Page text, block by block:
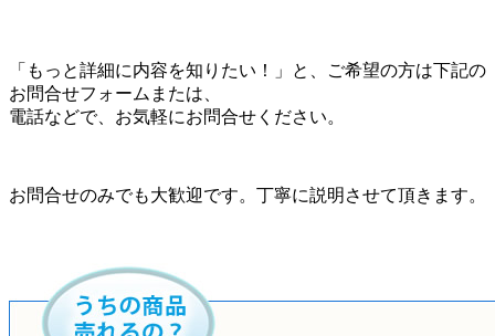
「もっと詳細に内容を知りたい！」と、ご希望の方は下記の
お問合せフォームまたは、
電話などで、お気軽にお問合せください。
お問合せのみでも大歓迎です。丁寧に説明させて頂きます。